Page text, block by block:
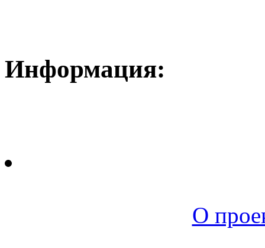
Информация:
О